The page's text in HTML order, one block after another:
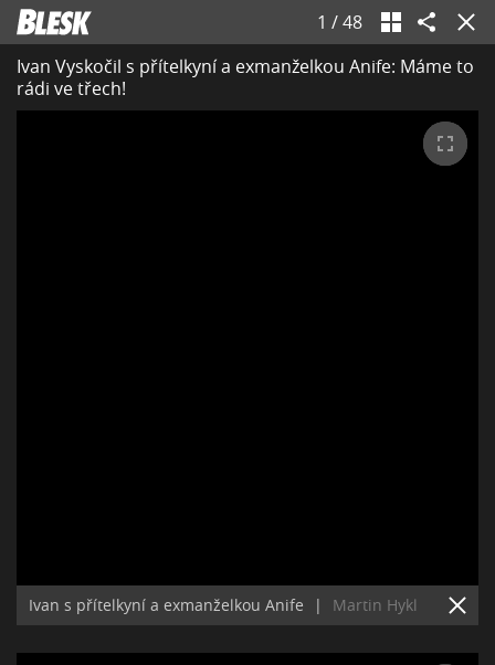
1 /48
Ivan Vyskočil s přítelkyní a exmanželkou Anife: Máme to
rádi ve třech!
Ivan s přítelkyní a exmanželkou Anife | Martin Hykl